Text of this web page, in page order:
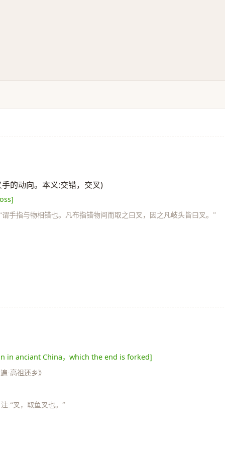
的动向。本义:交错，交叉)
谓手指与物相错也。凡布指错物间而取之曰叉，因之凡岐头皆曰叉。”
in anciant China，which the end is forked]
·高祖还乡》
注:“叉，取鱼叉也。”